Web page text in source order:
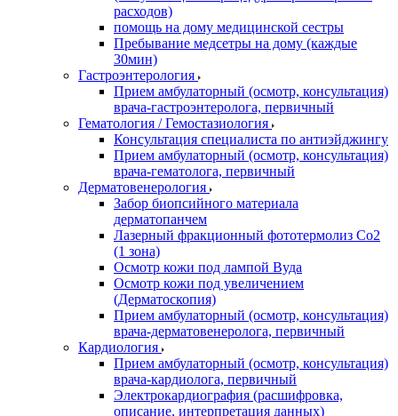
расходов)
помощь на дому медицинской сестры
Пребывание медсетры на дому (каждые
30мин)
Гастроэнтерология
Прием амбулаторный (осмотр, консультация)
врача-гастроэнтеролога, первичный
Гематология / Гемостазиология
Консультация специалиста по антиэйджингу
Прием амбулаторный (осмотр, консультация)
врача-гематолога, первичный
Дерматовенерология
Забор биопсийного материала
дерматопанчем
Лазерный фракционный фототермолиз Со2
(1 зона)
Осмотр кожи под лампой Вуда
Осмотр кожи под увеличением
(Дерматоскопия)
Прием амбулаторный (осмотр, консультация)
врача-дерматовенеролога, первичный
Кардиология
Прием амбулаторный (осмотр, консультация)
врача-кардиолога, первичный
Электрокардиография (расшифровка,
описание, интерпретация данных)